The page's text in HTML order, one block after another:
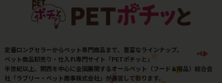
定番ロングセラーからペット専門商品まで、豊富なラインナップ。
ペット商品卸売り・仕入れ専門サイト「PETポチッと」
半世紀以上、関西を中心に全国展開するオールペット（フード＆用品）総合会
社「ラブリー・ペット商事株式会社」が運営しております。